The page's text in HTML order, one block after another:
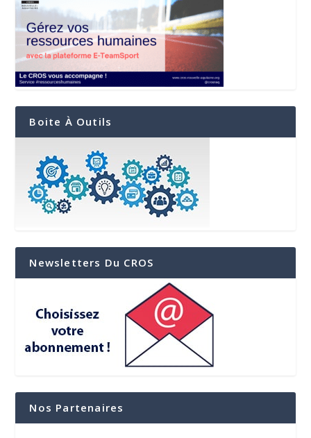
Boite À Outils
Newsletters Du CROS
Nos Partenaires